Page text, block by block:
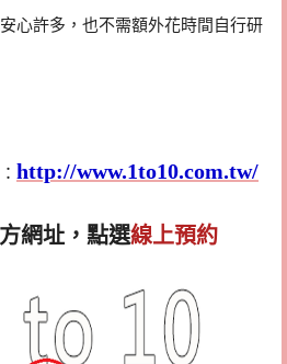
心許多，也不需額外花時間自行研
： http://www.1to10.com.tw/
網址，點選線上預約